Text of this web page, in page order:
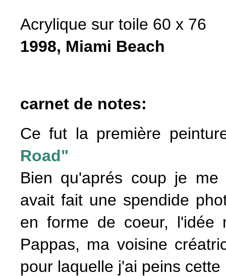
Acrylique sur toile 60 x 76
1998, Miami Beach
carnet de notes:
Ce fut la première
Road"
Bien qu'aprés coup je
avait fait une spendide
en forme de coeur,
Pappas, ma voisine
pour laquelle j'ai peins cette